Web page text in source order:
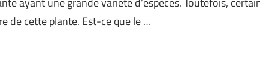
de cette plante. Est-ce que le …